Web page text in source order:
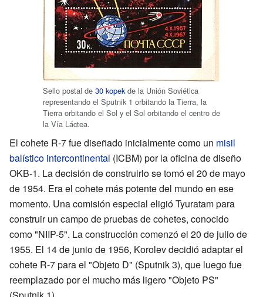
Sello postal de 30 kopekde la Unión Soviética
representando el Sputnik 1 orbitando la Tierra, la
Tierra orbitando el Sol y el Sol orbitando el centro de
la Vía Láctea.
El cohete R-7 fue diseñado inicialmente como un misil
balístico intercontinental (ICBM) por la oficina de diseño
OKB-1. La decisión de construirlo se tomó el 20 de mayo
de 1954. Era el cohete más potente del mundo en ese
momento. Una comisión especial eligió Tyuratam para
construir un campo de pruebas de cohetes, conocido
como "NIIP-5". La construcción comenzó el 20 de julio de
1955. El 14 de junio de 1956, Korolev decidió adaptar el
cohete R-7 para el "Objeto D" (Sputnik 3), que luego fue
reemplazado por el mucho más ligero "Objeto PS"